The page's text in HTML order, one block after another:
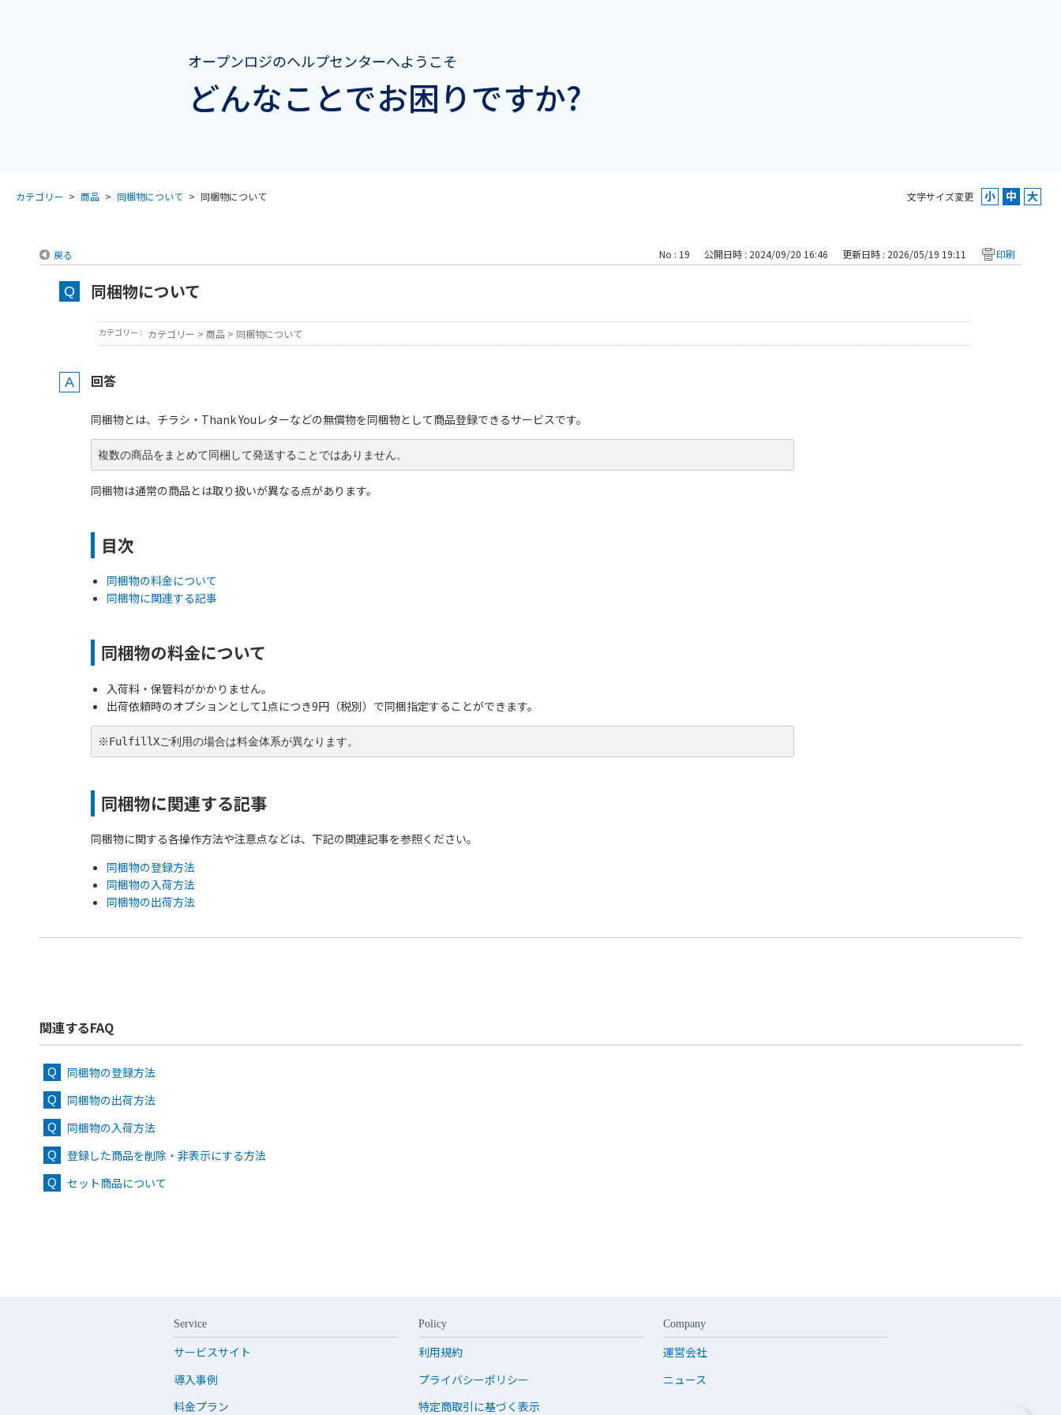
オープンロジのヘルプセンターへようこそ
どんなことでお困りですか?
文字サイズ変更
カテゴリー > 商品 > 同梱物について > 同梱物について
戻る No : 19 公開日時 : 2024/09/20 16:46 更新日時 : 2026/05/19 19:11 印刷
同梱物について
カテゴリー : カテゴリー > 商品 > 同梱物について
回答
同梱物とは、チラシ・Thank Youレターなどの無償物を同梱物として商品登録できるサービスです。
複数の商品をまとめて同梱して発送することではありません。
同梱物は通常の商品とは取り扱いが異なる点があります。
目次
同梱物の料金について
同梱物に関連する記事
同梱物の料金について
入荷料・保管料がかかりません。
出荷依頼時のオプションとして1点につき9円（税別）で同梱指定することができます。
※FulfillXご利用の場合は料金体系が異なります。
同梱物に関連する記事
同梱物に関する各操作方法や注意点などは、下記の関連記事を参照ください。
同梱物の登録方法
同梱物の入荷方法
同梱物の出荷方法
関連するFAQ
同梱物の登録方法
同梱物の出荷方法
同梱物の入荷方法
登録した商品を削除・非表示にする方法
セット商品について
Service
サービスサイト
導入事例
料金プラン
Policy
利用規約
プライバシーポリシー
特定商取引に基づく表示
Company
運営会社
ニュース